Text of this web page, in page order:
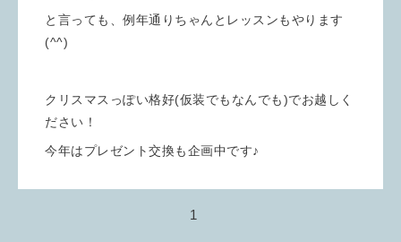
と言っても、例年通りちゃんとレッスンもやります
(^^)
クリスマスっぽい格好(仮装でもなんでも)でお越しく
ださい！
今年はプレゼント交換も企画中です♪
1